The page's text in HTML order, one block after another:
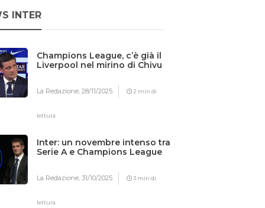
INTER
Champions League, c’è già il
Liverpool nel mirino di Chivu
La Redazione,28/11/2025 2 min di
lettura
Inter: un novembre intenso tra
Serie A e Champions League
La Redazione,31/10/2025 3 min di
lettura